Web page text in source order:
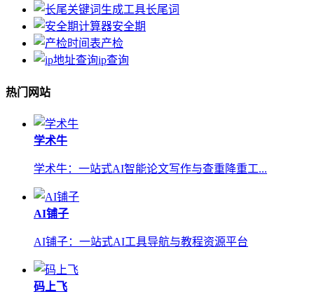
长尾词
安全期
产检
ip查询
热门网站
学术牛
学术牛：一站式AI智能论文写作与查重降重工...
AI铺子
AI铺子：一站式AI工具导航与教程资源平台
码上飞